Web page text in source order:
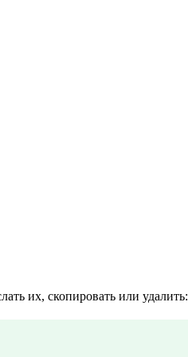
их, скопировать или удалить: